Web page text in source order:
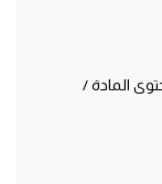
المادة /